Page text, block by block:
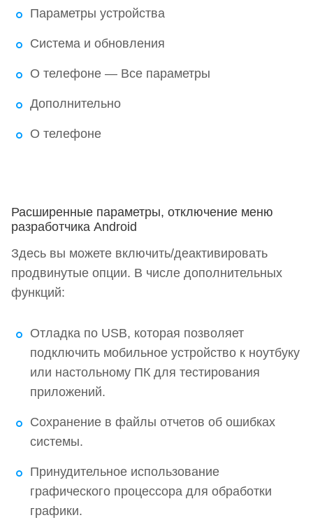
Параметры устройства
Система и обновления
О телефоне — Все параметры
Дополнительно
О телефоне
Расширенные параметры, отключение меню
разработчика Android
Здесь вы можете включить/деактивировать
продвинутые опции. В числе дополнительных
функций:
Отладка по USB, которая позволяет
подключить мобильное устройство к ноутбуку
или настольному ПК для тестирования
приложений.
Сохранение в файлы отчетов об ошибках
системы.
Принудительное использование
графического процессора для обработки
графики.